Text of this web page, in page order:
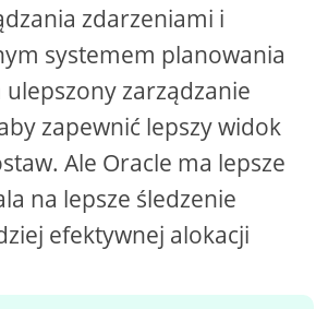
zdarzeniami i
systemem planowania
ulepszony zarządzanie
zapewnić lepszy widok
Ale Oracle ma lepsze
na lepsze śledzenie
efektywnej alokacji